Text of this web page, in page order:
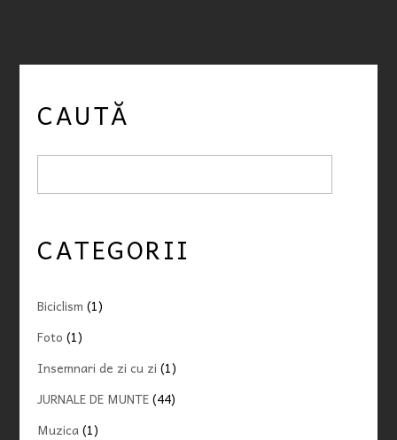
CAUTĂ
CATEGORII
Biciclism (1)
Foto (1)
Insemnari de zi cu zi (1)
JURNALE DE MUNTE(44)
Muzica(1)